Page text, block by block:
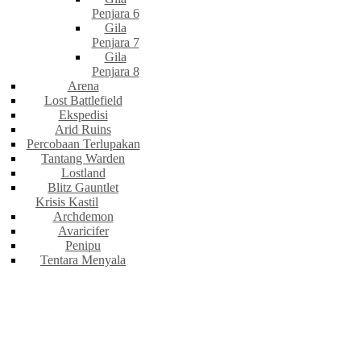
Penjara 6
Gila
Penjara 7
Gila
Penjara 8
Arena
Lost Battlefield
Ekspedisi
Arid Ruins
Percobaan Terlupakan
Tantang Warden
Lostland
Blitz Gauntlet
Krisis Kastil
Archdemon
Avaricifer
Penipu
Tentara Menyala